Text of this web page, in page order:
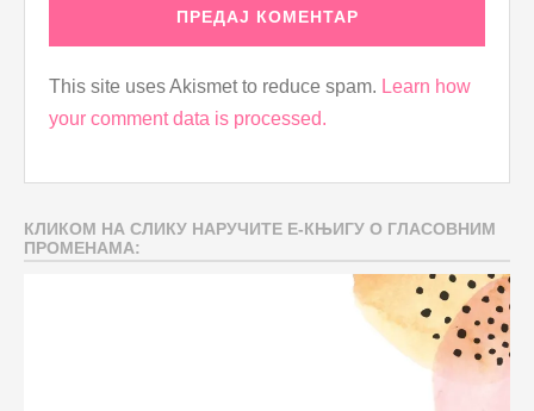
This site uses Akismet to reduce spam. Learn how
your comment data is processed.
КЛИКОМ НА СЛИКУ НАРУЧИТЕ Е-КЊИГУ О ГЛАСОВНИМ
ПРОМЕНАМА: